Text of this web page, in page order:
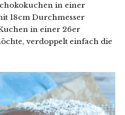
in einer
18cm Durchmesser
in einer 26er
verdoppelt einfach die